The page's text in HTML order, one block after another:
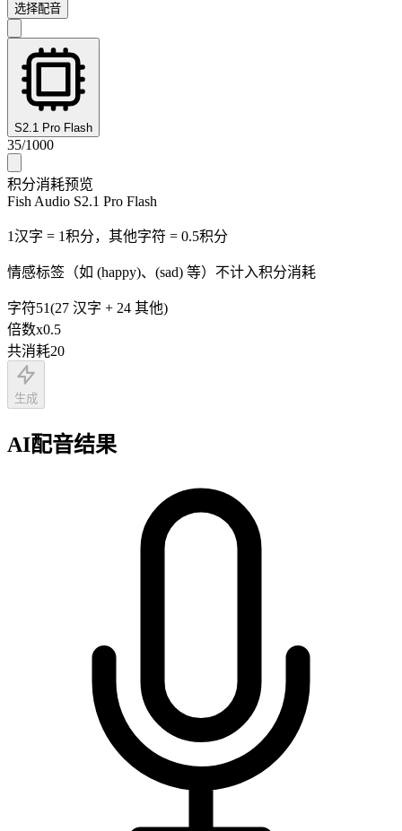
选择配音
S2.1 Pro Flash
35/1000
积分消耗预览
Fish Audio S2.1 Pro Flash
1汉字 = 1积分，其他字符 = 0.5积分
情感标签（如 (happy)、(sad) 等）不计入积分消耗
字符51(27 汉字 + 24 其他)
倍数x0.5
共消耗20
生成
AI配音结果